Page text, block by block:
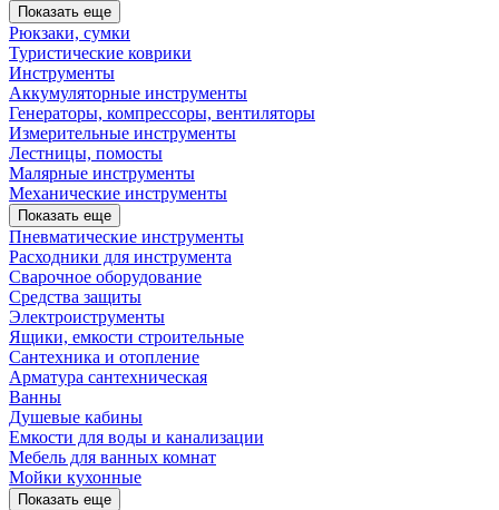
Показать еще
Рюкзаки, сумки
Туристические коврики
Инструменты
Аккумуляторные инструменты
Генераторы, компрессоры, вентиляторы
Измерительные инструменты
Лестницы, помосты
Малярные инструменты
Механические инструменты
Показать еще
Пневматические инструменты
Расходники для инструмента
Сварочное оборудование
Средства защиты
Электроиструменты
Ящики, емкости строительные
Сантехника и отопление
Арматура сантехническая
Ванны
Душевые кабины
Емкости для воды и канализации
Мебель для ванных комнат
Мойки кухонные
Показать еще